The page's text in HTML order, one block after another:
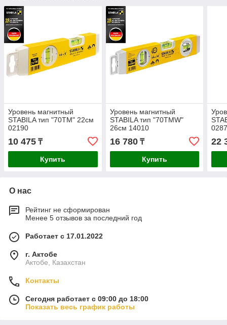
Уровень магнитный
STABILA тип "70TМ" 22см
02190
10 475 ₸
Купить
Уровень магнитный
STABILA тип "70TМW"
26см 14010
16 780₸
Купить
22
О нас
Рейтинг не сформирован
Менее 5 отзывов за последний год
Работает с 17.01.2022
г. Актобе
Актобе, Казахстан
Контакты
Сегодня работает с 09:00 до 18:00
Показать весь график работы